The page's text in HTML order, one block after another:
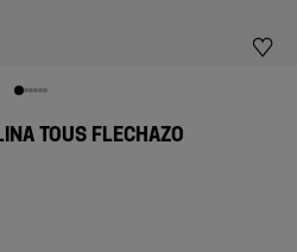
TOUS FLECHAZO